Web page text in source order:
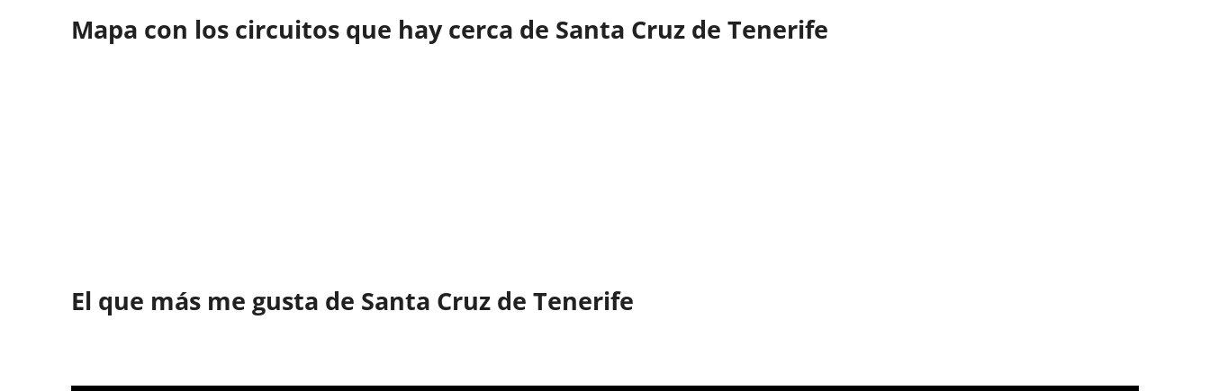
Mapa con los circuitos que hay cerca de Santa Cruz de Tenerife
El que más me gusta de Santa Cruz de Tenerife